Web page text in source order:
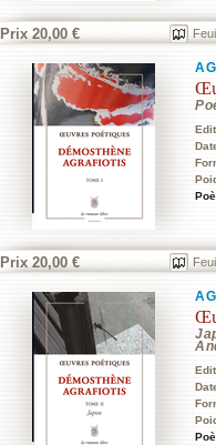
Prix 20,00 €
Prix 20,00 €